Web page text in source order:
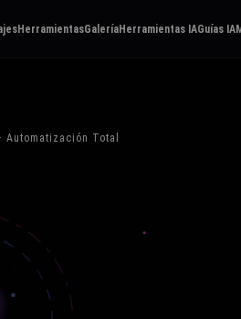
HerramientasGaleríaHerramientas IAGuías IA
Automatización Total